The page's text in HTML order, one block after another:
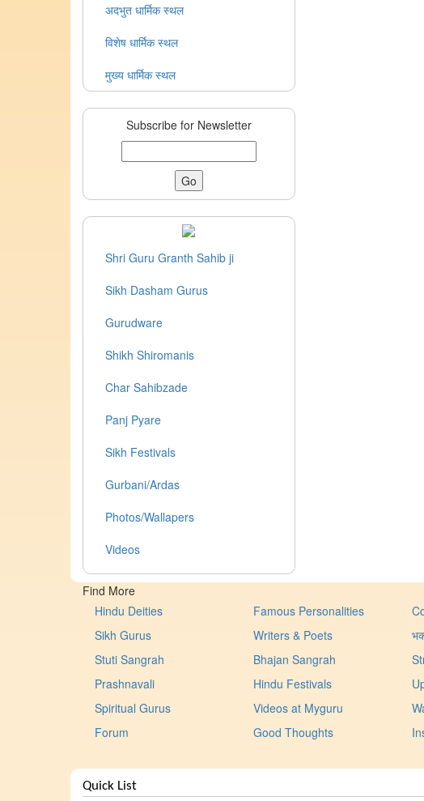
अदभुत धार्मिक स्थल
विशेष धार्मिक स्थल
मुख्य धार्मिक स्थल
Subscribe for Newsletter
Shri Guru Granth Sahib ji
Sikh Dasham Gurus
Gurudware
Shikh Shiromanis
Char Sahibzade
Panj Pyare
Sikh Festivals
Gurbani/Ardas
Photos/Wallapers
Videos
Find More
Hindu Deities
Sikh Gurus
Stuti Sangrah
Prashnavali
Spiritual Gurus
Forum
Famous Personalities
Writers & Poets
Bhajan Sangrah
Hindu Festivals
Videos at Myguru
Good Thoughts
Quick List